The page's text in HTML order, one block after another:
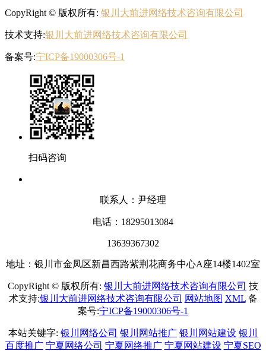
CopyRight © 版权所有: 银川大前进网络技术咨询有限公司
技术支持:银川大前进网络技术咨询有限公司
备案号:宁ICP备19000306号-1
扫码咨询
联系人：尹经理
电话：18295013084
13639367302
地址：银川市金凤区新昌西路紫荆花商务中心A座14楼1402室
CopyRight © 版权所有: 银川大前进网络技术咨询有限公司 技
术支持:银川大前进网络技术咨询有限公司 网站地图 XML备
案号:宁ICP备19000306号-1
本站关键字: 银川网络公司 银川网站推广 银川网站建设 银川
百度推广 宁夏网络公司 宁夏网络推广 宁夏网站建设 宁夏SEO